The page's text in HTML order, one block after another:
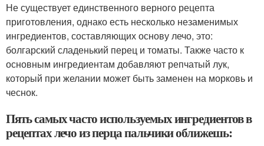
Не существует единственного верного рецепта
приготовления, однако есть несколько незаменимых
ингредиентов, составляющих основу лечо, это:
болгарский сладенький перец и томаты. Также часто к
основным ингредиентам добавляют репчатый лук,
который при желании может быть заменен на морковь и
чеснок.
Пять самых часто используемых ингредиентов в
рецептах лечо из перца пальчики оближешь: